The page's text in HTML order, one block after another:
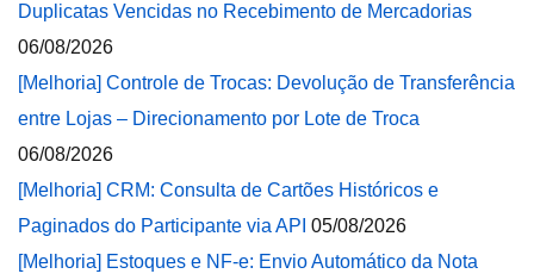
Duplicatas Vencidas no Recebimento de Mercadorias
06/08/2026
[Melhoria] Controle de Trocas: Devolução de Transferência
entre Lojas – Direcionamento por Lote de Troca
06/08/2026
[Melhoria] CRM: Consulta de Cartões Históricos e
Paginados do Participante via API 05/08/2026
[Melhoria] Estoques e NF-e: Envio Automático da Nota